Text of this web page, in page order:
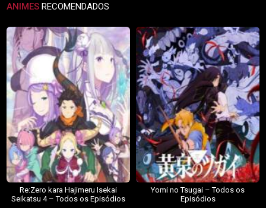
ANIMES RECOMENDADOS
Re:Zero kara Hajimeru Isekai
Seikatsu 4 – Todos os Episódios
Yomi no Tsugai – Todos os
Episódios